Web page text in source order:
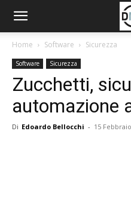
Home Software Sicurezza
Software Sicurezza
Zucchetti,
automazione
Di Edoardo Bellocchi - 15